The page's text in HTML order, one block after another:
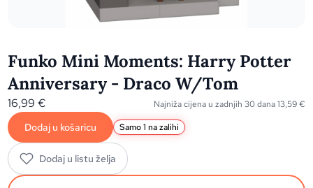
Funko Mini Moments: Harry Potter
Anniversary - Draco W/Tom
16,99€ Najniža cijena u zadnjih 30 dana13,59€
Dodaj u košaricu Samo 1 na zalihi
Dodaj u listu želja